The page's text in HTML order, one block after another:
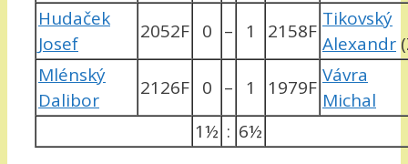
Hudaček
Josef
2052F 0 – 1 2158F
Tikovský
Alexandr
Mlénský
Dalibor
2126F 0 – 1 1979F
Vávra
Michal
1½ : 6½